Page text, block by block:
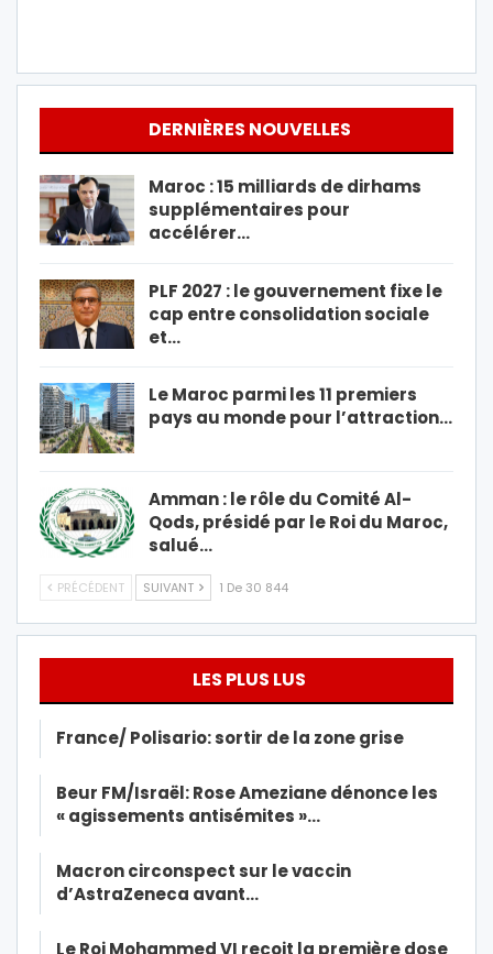
DERNIÈRES NOUVELLES
Maroc : 15 milliards de dirhams
supplémentaires pour
accélérer…
PLF 2027 : le gouvernement fixe le
cap entre consolidation sociale
et…
Le Maroc parmi les 11 premiers
pays au monde pour l’attraction…
Amman : le rôle du Comité Al-
Qods, présidé par le Roi du Maroc,
salué…
PRÉCÉDENT SUIVANT 1 De 30 844
LES PLUS LUS
France/ Polisario: sortir de la zone grise
Beur FM/Israël: Rose Ameziane dénonce les
« agissements antisémites »…
Macron circonspect sur le vaccin
d’AstraZeneca avant…
Le Roi Mohammed VI reçoit la première dose